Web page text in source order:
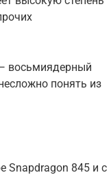
восьмиядерный
понять из
Snapdragon 845 и с